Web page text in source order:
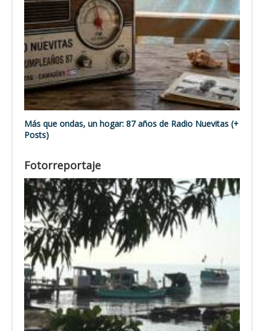
Más que ondas, un hogar: 87 años de Radio Nuevitas (+
Posts)
Fotorreportaje